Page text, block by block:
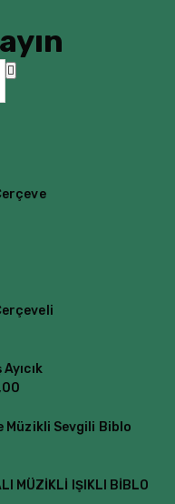
Ayıcık
Müzikli Sevgili Biblo
MÜZİKLİ IŞIKLI BİBLO